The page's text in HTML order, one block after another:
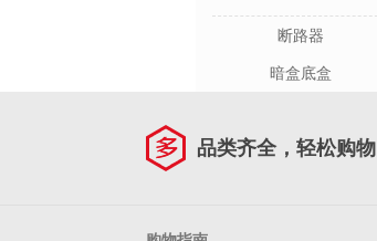
断路器
暗盒底盒
品类齐全，轻松购物